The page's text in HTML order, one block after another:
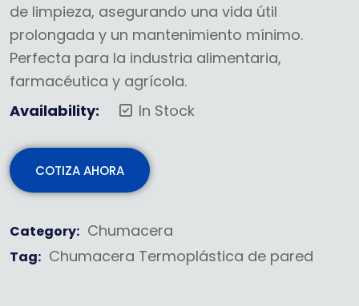
de limpieza, asegurando una vida útil
prolongada y un mantenimiento mínimo.
Perfecta para la industria alimentaria,
farmacéutica y agrícola.
Availability:
In Stock
COTIZA AHORA
Category: Chumacera
Tag: Chumacera Termoplástica de pared